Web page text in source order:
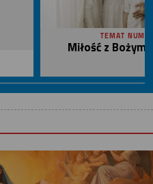
TEMAT
Miłość z